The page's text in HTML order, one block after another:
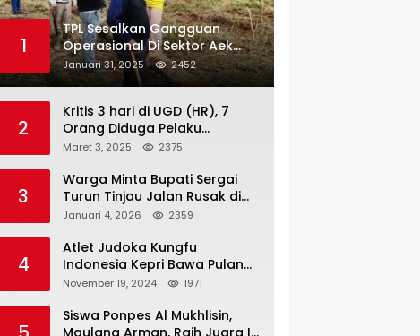
1
TPL Sesalkan Gangguan
Operasional Di Sektor Aek
Nauli
Januari 31, 2025 2452
2
Kritis 3 hari di UGD (HR), 7
Orang Diduga Pelaku
Pengeroyokan di Lift KTV
Kantor Hukum JAP
Pertanyakan Kinerja Polresta
Tanjungpinang
Maret 3, 2025 2375
3
Warga Minta Bupati Sergai
Turun Tinjau Jalan Rusak di
Dusun 4 Desa Sei Periuk
Januari 4, 2026 2359
4
Atlet Judoka Kungfu
Indonesia Kepri Bawa Pulang
11 Medali Pra Fornas bogor, 3
November 19, 2024 1971
Siswa Ponpes Al Mukhlisin,
Maulana Arman, Raih Juara I